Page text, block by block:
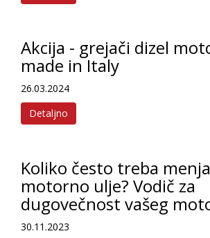
Akcija - grejači dizel
made in Italy
26.03.2024
Detaljno
Koliko često treba
motorno ulje? Vodič za
dugovečnost vašeg
30.11.2023